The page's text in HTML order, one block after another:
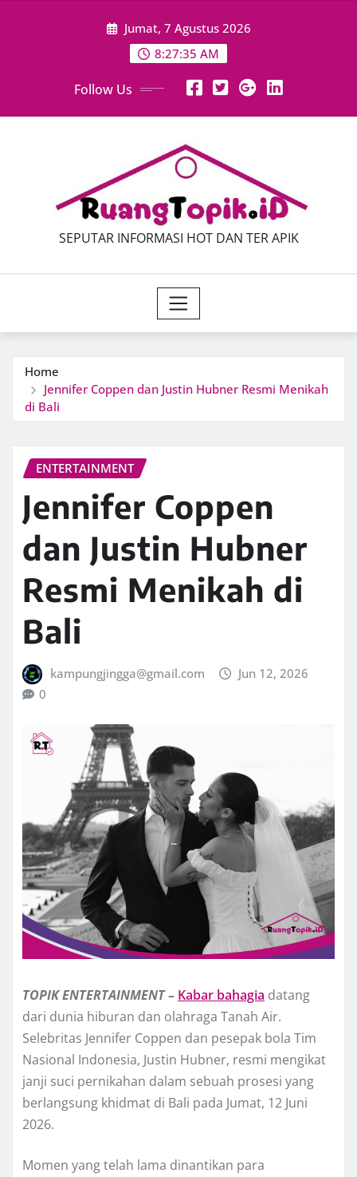
Jumat, 7 Agustus 2026
8:27:36 AM
Follow Us
SEPUTAR INFORMASI HOT DAN TER APIK
Home
Jennifer Coppen dan Justin Hubner Resmi Menikah
di Bali
ENTERTAINMENT
Jennifer Coppen
dan Justin Hubner
Resmi Menikah di
Bali
kampungjingga@gmail.com
Jun 12, 2026
0
TOPIKENTERTAINMENT– Kabar bahagia datang
dari dunia hiburan dan olahraga Tanah Air.
Selebritas Jennifer Coppen dan pesepak bola Tim
Nasional Indonesia, Justin Hubner, resmi mengikat
janji suci pernikahan dalam sebuah prosesi yang
berlangsung khidmat di Bali pada Jumat, 12 Juni
2026.
Momen yang telah lama dinantikan para